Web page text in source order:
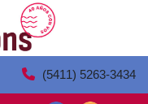
(5411) 5263-3434